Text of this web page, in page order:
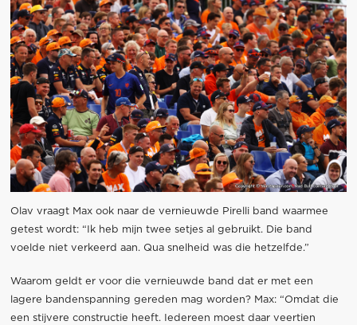
Olav vraagt Max ook naar de vernieuwde Pirelli band waarmee
getest wordt: “Ik heb mijn twee setjes al gebruikt. Die band
voelde niet verkeerd aan. Qua snelheid was die hetzelfde.”
Waarom geldt er voor die vernieuwde band dat er met een
lagere bandenspanning gereden mag worden? Max: “Omdat die
een stijvere constructie heeft. Iedereen moest daar veertien